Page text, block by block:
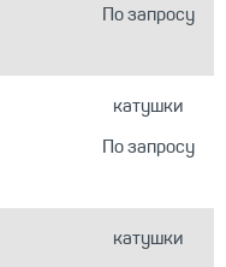
По запросу
катушки
По запросу
катушки